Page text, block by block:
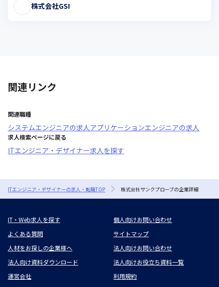
株式会社GSI
関連リンク
関連職種
システムエンジニアの求人 アプリケーションエンジニアの求人
求人検索ページに戻る
ITエンジニア・デザイナー求人を探す
ITエンジニア・デザイナーの求人・転職TOP 株式会社サンクプローブの企業詳細
IT・Web求人を探す
個人向けお問い合わせ
よくある質問
サイトマップ
人材をお探しの企業様へ
法人向けお問い合わせ
法人向け資料ダウンロード
法人向けお役立ち資料一覧
運営会社
利用規約